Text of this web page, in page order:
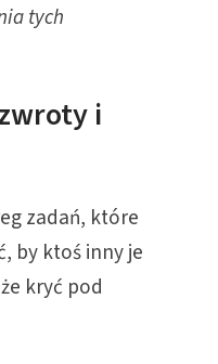
tych
i
zadań, które
by ktoś inny je
kryć pod